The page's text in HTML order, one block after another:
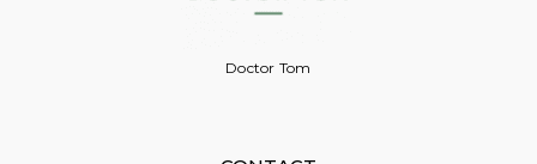
Doctor Tom